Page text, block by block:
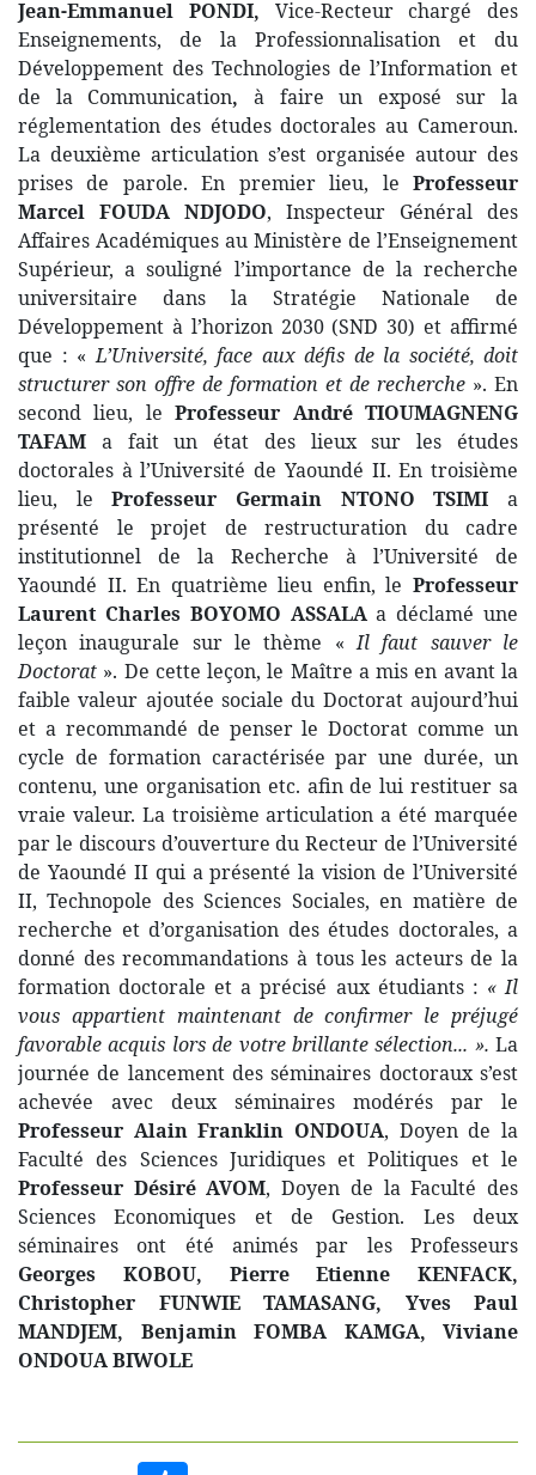
Jean-Emmanuel PONDI, Vice-Recteur chargé des
Enseignements, de la Professionnalisation et du
Développement des Technologies de l’Information et
de la Communication, à faire un exposé sur la
réglementation des études doctorales au Cameroun.
La deuxième articulation s’est organisée autour des
prises de parole. En premier lieu, le Professeur
Marcel FOUDA NDJODO, Inspecteur Général des
Affaires Académiques au Ministère de l’Enseignement
Supérieur, a souligné l’importance de la recherche
universitaire dans la Stratégie Nationale de
Développement à l’horizon 2030 (SND 30) et affirmé
que : «L’Université, face aux défis de la société, doit
structurer son offre de formation et de recherche ». En
second lieu, leProfesseur André TIOUMAGNENG
TAFAM a fait un état des lieux sur les études
doctorales à l’Université de Yaoundé II. En troisième
lieu, leProfesseur Germain NTONO TSIMIa
présenté le projet de restructuration du cadre
institutionnel de la Recherche à l’Université de
Yaoundé II. En quatrième lieu enfin, le Professeur
Laurent Charles BOYOMO ASSALAa déclamé une
leçon inaugurale sur le thème «Il faut sauver le
Doctorat ». De cette leçon, le Maître a mis en avant la
faible valeur ajoutée sociale du Doctorat aujourd’hui
et a recommandé de penser le Doctorat comme un
cycle de formation caractérisée par une durée, un
contenu, une organisation etc. afin de lui restituer sa
vraie valeur. La troisième articulation a été marquée
par le discours d’ouverture du Recteur de l’Université
de Yaoundé II qui a présenté la vision de l’Université
II, Technopole des Sciences Sociales, en matière de
recherche et d’organisation des études doctorales, a
donné des recommandations à tous les acteurs de la
formation doctorale et a précisé aux étudiants : « Il
vous appartient maintenant de confirmer le préjugé
favorable acquis lors de votre brillante sélection... ». La
journée de lancement des séminaires doctoraux s’est
achevée avec deux séminaires modérés par le
Professeur Alain Franklin ONDOUA, Doyen de la
Faculté des Sciences Juridiques et Politiques et le
Professeur Désiré AVOM, Doyen de la Faculté des
Sciences Economiques et de Gestion. Les deux
séminaires ont été animés par les Professeurs
Georges KOBOU, Pierre Etienne KENFACK,
Christopher FUNWIE TAMASANG, Yves Paul
MANDJEM, Benjamin FOMBA KAMGA, Viviane
ONDOUA BIWOLE